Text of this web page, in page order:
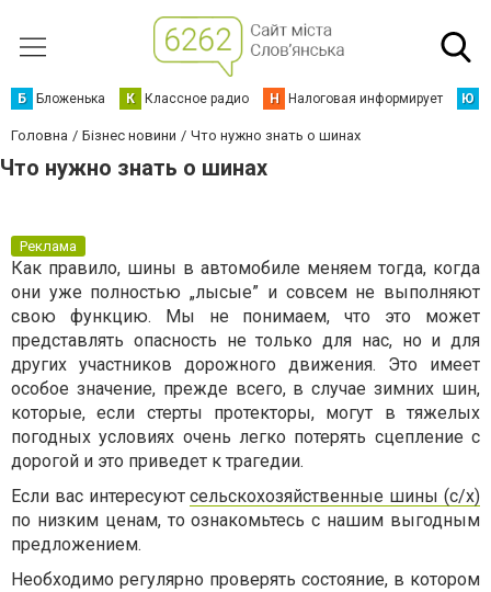
Б Бложенька К Классное радио Н Налоговая информирует Ю
Головна Бізнес новини Что нужно знать о шинах
Что нужно знать о шинах
Реклама
Как правило, шины в автомобиле меняем тогда, когда
они уже полностью „лысые” и совсем не выполняют
свою функцию. Мы не понимаем, что это может
представлять опасность не только для нас, но и для
других участников дорожного движения. Это имеет
особое значение, прежде всего, в случае зимних шин,
которые, если стерты протекторы, могут в тяжелых
погодных условиях очень легко потерять сцепление с
дорогой и это приведет к трагедии.
Если вас интересуютсельскохозяйственные шины (с/х)
по низким ценам, то ознакомьтесь с нашим выгодным
предложением.
Необходимо регулярно проверять состояние, в котором